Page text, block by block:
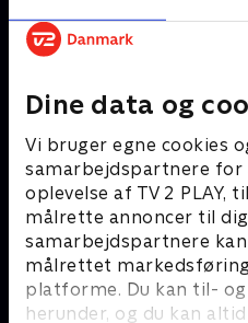
Dine data og
Vi bruger egne cookies
samarbejdspartnere for
oplevelse af TV 2 PLAY,
målrette annoncer til
samarbejdspartnere
målrettet
platforme. Du kan til-
herunder, og du kan
Andre så også
Zoo
Børneserier • 1 sæsoner